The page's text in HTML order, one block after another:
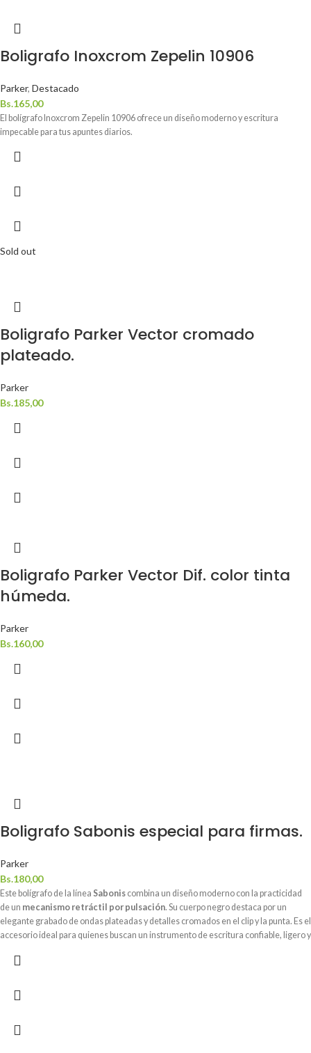
Boligrafo Inoxcrom Zepelin 10906
Parker, Destacado
Bs.165,00
El bolígrafo Inoxcrom Zepelin 10906 ofrece un diseño moderno y escritura
impecable para tus apuntes diarios.
Sold out
Boligrafo Parker Vector cromado
plateado.
Parker
Bs.185,00
Boligrafo Parker Vector Dif. color tinta
húmeda.
Parker
Bs.160,00
Boligrafo Sabonis especial para firmas.
Parker
Bs.180,00
Este bolígrafo de la línea Sabonis combina un diseño moderno con la practicidad
de un mecanismo retráctil por pulsación. Su cuerpo negro destaca por un
elegante grabado de ondas plateadas y detalles cromados en el clip y la punta. Es el
accesorio ideal para quienes buscan un instrumento de escritura confiable, ligero y